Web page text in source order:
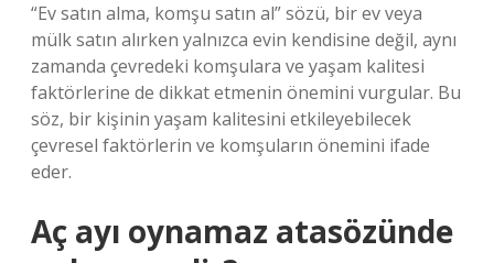
“Ev satın alma, komşu satın al” sözü, bir ev veya
mülk satın alırken yalnızca evin kendisine değil, aynı
zamanda çevredeki komşulara ve yaşam kalitesi
faktörlerine de dikkat etmenin önemini vurgular. Bu
söz, bir kişinin yaşam kalitesini etkileyebilecek
çevresel faktörlerin ve komşuların önemini ifade
eder.
Aç ayı oynamaz atasözünde